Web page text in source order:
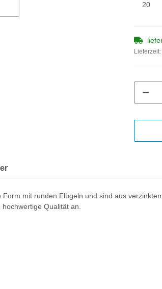
20
Lieferzeit:
mit runden Flügeln und sind aus
Qualität an.